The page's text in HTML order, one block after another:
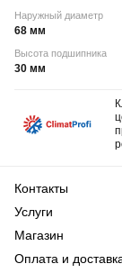
Наружный диаметр
68 мм
Высота подшипника
30 мм
Контакты
Услуги
Магазин
Оплата и